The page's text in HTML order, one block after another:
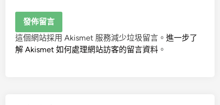
這個網站採用 Akismet 服務減少垃圾留言。進一步了
解 Akismet 如何處理網站訪客的留言資料 。